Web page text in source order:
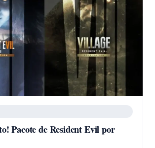
Pacote de Resident Evil por